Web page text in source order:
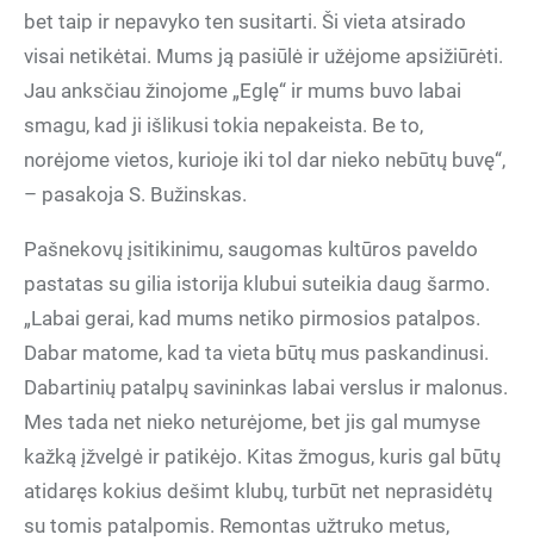
bet taip ir nepavyko ten susitarti. Ši vieta atsirado
visai netikėtai. Mums ją pasiūlė ir užėjome apsižiūrėti.
Jau anksčiau žinojome „Eglę“ ir mums buvo labai
smagu, kad ji išlikusi tokia nepakeista. Be to,
norėjome vietos, kurioje iki tol dar nieko nebūtų buvę“,
– pasakoja S. Bužinskas.
Pašnekovų įsitikinimu, saugomas kultūros paveldo
pastatas su gilia istorija klubui suteikia daug šarmo.
„Labai gerai, kad mums netiko pirmosios patalpos.
Dabar matome, kad ta vieta būtų mus paskandinusi.
Dabartinių patalpų savininkas labai verslus ir malonus.
Mes tada net nieko neturėjome, bet jis gal mumyse
kažką įžvelgė ir patikėjo. Kitas žmogus, kuris gal būtų
atidaręs kokius dešimt klubų, turbūt net neprasidėtų
su tomis patalpomis. Remontas užtruko metus,